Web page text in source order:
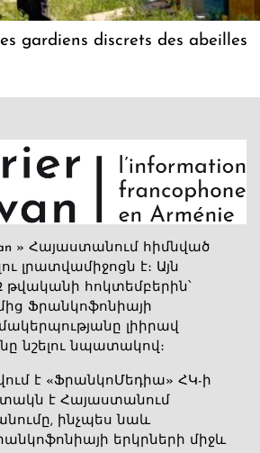
gardiens discrets des abeilles
» Հայաստանում հիմնված
լրատվամիջոցն է։ Այն
թվականի հոկտեմբերին՝
Ֆրանկոֆոնիայի
լիիրավ
նշելու նպատակով։
է «ՖրանկոՄեդիա» ՀԿ-ի
է Հայաստանում
ինչպես նաև
երկրների միջև